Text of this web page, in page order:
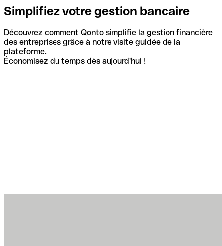
Simplifiez votre gestion bancaire
Découvrez comment Qonto simplifie la gestion financière
des entreprises grâce à notre visite guidée de la
plateforme.
Économisez du temps dès aujourd'hui !